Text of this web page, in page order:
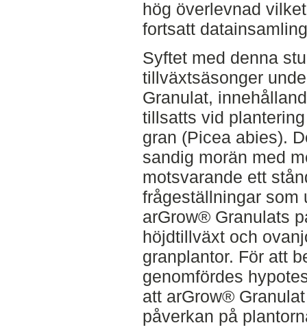
hög överlevnad
fortsatt
Syftet med denna
tillväxtsäsonger
Granulat,
tillsatts vid
gran (Picea abies).
sandig morän med
motsvarande ett
frågeställningar som
arGrow® Granulats
höjdtillväxt och
granplantor. För att
genomfördes
att arGrow®
påverkan på